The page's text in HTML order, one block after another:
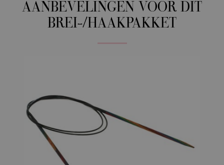
AANBEVELINGEN VOOR DIT
BREI-/HAAKPAKKET